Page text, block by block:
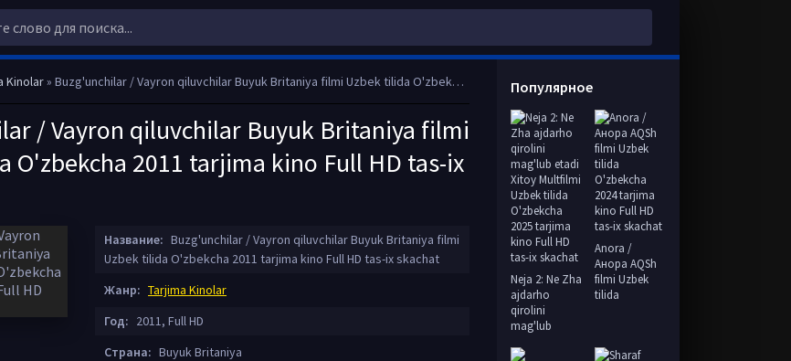
Kinolar» Buzg'unchilar / Vayron qiluvchilar Buyuk Britaniya filmi Uzbek tilida O'zbekcha 2011 tarjima kino Full HD tas-ix skachat
/ Vayron qiluvchilar Buyuk Britaniya filmi
O'zbekcha 2011 tarjima kino Full HD tas-ix
Название: Buzg'unchilar / Vayron qiluvchilar Buyuk Britaniya filmi
Uzbek tilida O'zbekcha 2011 tarjima kino Full HD tas-ix skachat
Жанр: Tarjima Kinolar
Год: 2011, Full HD
Страна: Buyuk Britaniya
Популярное
Neja 2: Ne Zha
ajdarho
qirolini
mag'lub
Anora /
Анора AQSh
filmi Uzbek
tilida